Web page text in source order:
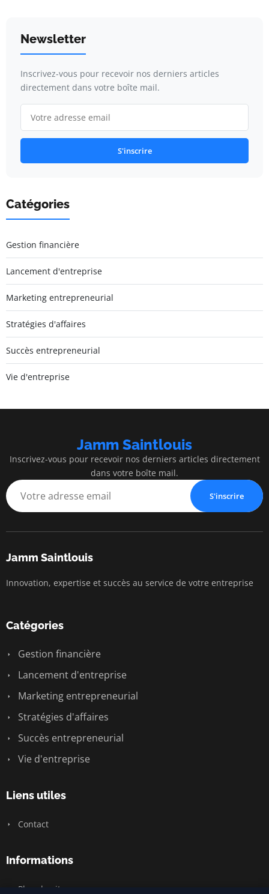
Newsletter
Inscrivez-vous pour recevoir nos derniers articles
directement dans votre boîte mail.
S'inscrire
Catégories
Gestion financière
Lancement d'entreprise
Marketing entrepreneurial
Stratégies d'affaires
Succès entrepreneurial
Vie d'entreprise
Jamm Saintlouis
Inscrivez-vous pour recevoir nos derniers articles directement
dans votre boîte mail.
S'inscrire
Jamm Saintlouis
Innovation, expertise et succès au service de votre entreprise
Catégories
Gestion financière
Lancement d'entreprise
Marketing entrepreneurial
Stratégies d'affaires
Succès entrepreneurial
Vie d'entreprise
Liens utiles
Contact
Informations
Plan du site